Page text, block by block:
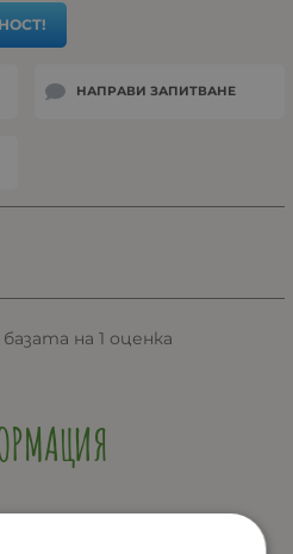
НАПРАВИ ЗАПИТВАНЕ
базата на 1 оценка